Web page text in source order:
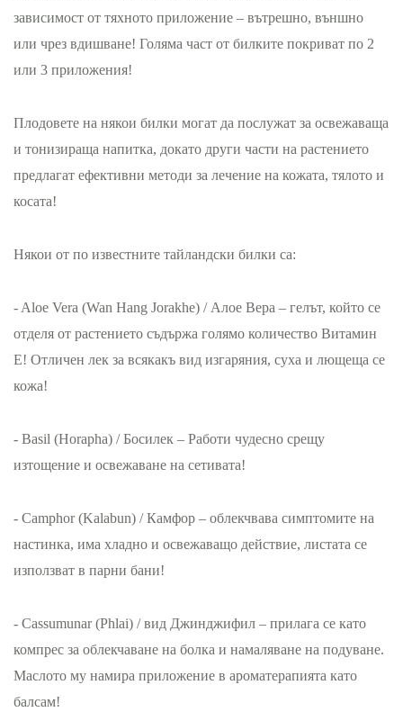
зависимост от тяхното приложение – вътрешно, външно
или чрез вдишване! Голяма част от билките покриват по 2
или 3 приложения!
Плодовете на някои билки могат да послужат за освежаваща
и тонизираща напитка, докато други части на растението
предлагат ефективни методи за лечение на кожата, тялото и
косата!
Някои от по известните тайландски билки са:
- Aloe Vera (Wan Hang Jorakhe) / Алое Вера – гелът, който се
отделя от растението съдържа голямо количество Витамин
Е! Отличен лек за всякакъ вид изгаряния, суха и лющеща се
кожа!
- Basil (Horapha) / Босилек – Работи чудесно срещу
изтощение и освежаване на сетивата!
- Camphor (Kalabun) / Камфор – облекчвава симптомите на
настинка, има хладно и освежаващо действие, листата се
използват в парни бани!
- Cassumunar (Phlai) / вид Джинджифил – прилага се като
компрес за облекчаване на болка и намаляване на подуване.
Маслото му намира приложение в ароматерапията като
балсам!